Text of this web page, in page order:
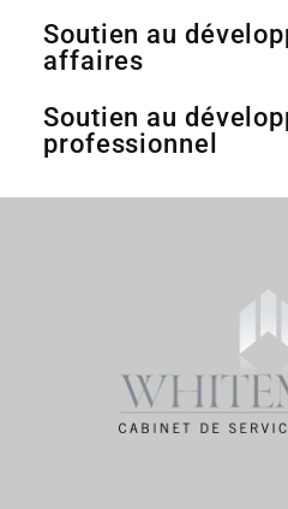
Soutien au
affaires
Soutien au
professionnel